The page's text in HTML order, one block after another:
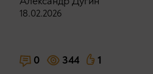
18.02.2026
0 344 1